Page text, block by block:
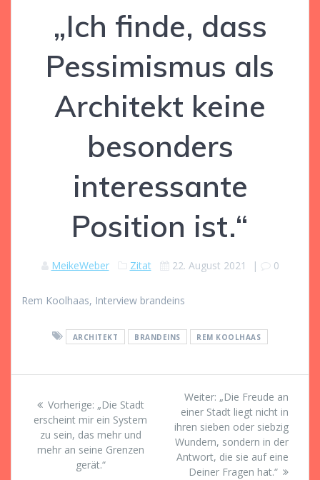
„Ich finde, dass
Pessimismus als
Architekt keine
besonders
interessante
Position ist.“
MeikeWeber Zitat 22. August 2021 | 0
Rem Koolhaas, Interview brandeins
ARCHITEKT BRANDEINS REM KOOLHAAS
Beitragsnavigation
Vorherige: Vorheriger
Beitrag:
„Die Stadt
erscheint mir ein System
zu sein, das mehr und
mehr an seine Grenzen
gerät.“
Weiter: Nächster
Beitrag:
„Die Freude an
einer Stadt liegt nicht in
ihren sieben oder siebzig
Wundern, sondern in der
Antwort, die sie auf eine
Deiner Fragen hat.“